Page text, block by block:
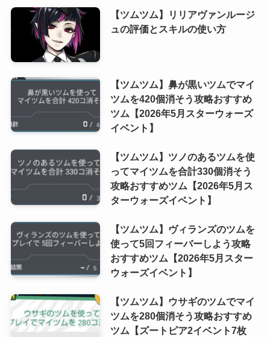
【ツムツム】リリアヴァンルージ
ュの評価とスキルの使い方
【ツムツム】鼻が黒いツムでマイ
ツムを420個消そう攻略おすすめ
ツム【2026年5月スターウォーズ
イベント】
【ツムツム】ツノのあるツムを使
ってマイツムを合計330個消そう
攻略おすすめツム【2026年5月ス
ターウォーズイベント】
【ツムツム】ヴィランズのツムを
使って5回フィーバーしよう攻略
おすすめツム【2026年5月スター
ウォーズイベント】
【ツムツム】ウサギのツムでマイ
ツムを280個消そう攻略おすすめ
ツム【ズートピア2イベント7枚